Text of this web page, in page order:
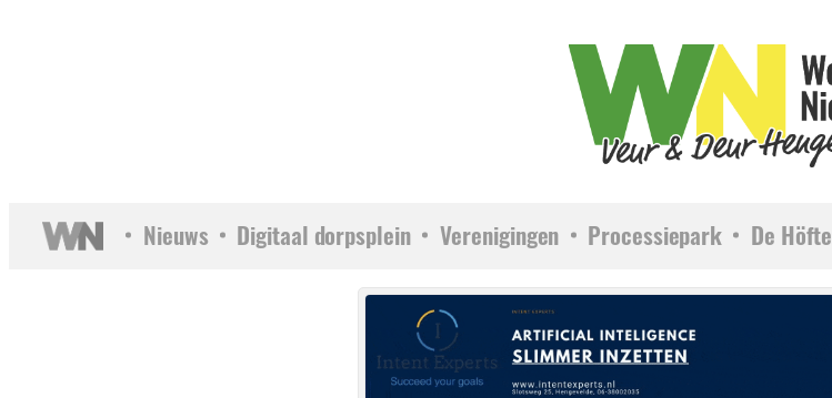
Nieuws Digitaal dorpsplein Verenigingen Processiepark De Höfte